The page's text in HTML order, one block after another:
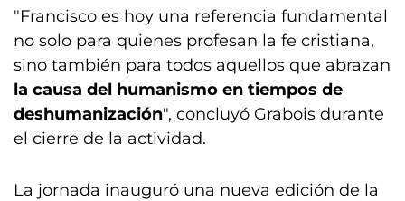
"Francisco es hoy una referencia fundamental
no solo para quienes profesan la fe cristiana,
sino también para todos aquellos que abrazan
la causa del humanismo en tiempos de
deshumanización", concluyó Grabois durante
el cierre de la actividad.
La jornada inauguró una nueva edición de la